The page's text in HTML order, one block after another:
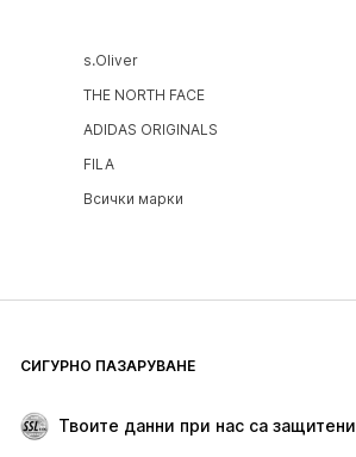
s.Oliver
THE NORTH FACE
ADIDAS ORIGINALS
FILA
Всички марки
СИГУРНО ПАЗАРУВАНЕ
Твоите данни при нас са защитени